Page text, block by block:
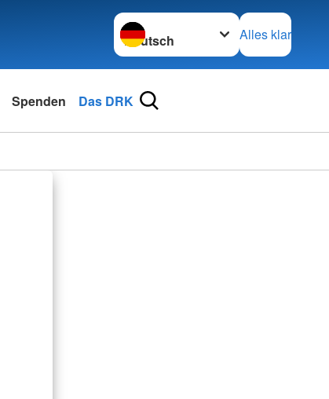
Sprache wechseln zu
Alles klar
Spenden Das DRK